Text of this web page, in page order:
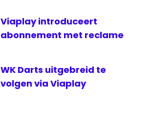
Viaplay introduceert
abonnement met reclame
WK Darts uitgebreid te
volgen via Viaplay